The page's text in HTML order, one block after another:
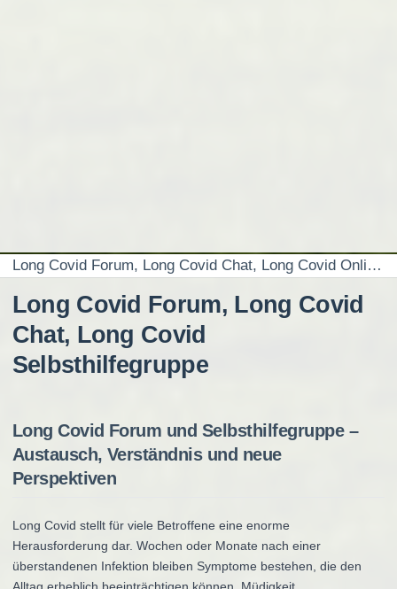
Long Covid Forum, Long Covid Chat, Long Covid Online Selbsthilfegruppe
Long Covid Forum, Long Covid
Chat, Long Covid
Selbsthilfegruppe
Long Covid Forum und Selbsthilfegruppe –
Austausch, Verständnis und neue
Perspektiven
Long Covid stellt für viele Betroffene eine enorme
Herausforderung dar. Wochen oder Monate nach einer
überstandenen Infektion bleiben Symptome bestehen, die den